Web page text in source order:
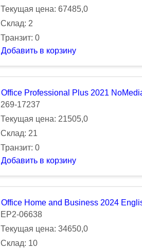
Текущая цена: 67485,0
Склад: 2
Транзит: 0
Добавить в корзину
Office Professional Plus 2021
269-17237
Текущая цена: 21505,0
Склад: 21
Транзит: 0
Добавить в корзину
Office Home and Business 2024
EP2-06638
Текущая цена: 34650,0
Склад: 10